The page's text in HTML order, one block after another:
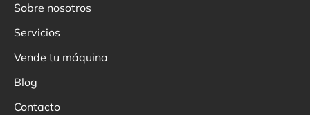
Sobre nosotros
Servicios
Vende tu máquina
Blog
Contacto